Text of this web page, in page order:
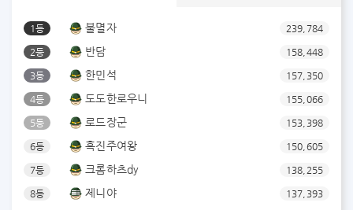
1등 불멸자 239,784
2등 반담 158,448
3등 한민석 157,350
4등 도도한로우니 155,066
5등 로드장군 153,398
6등 흑진주여왕 150,605
7등 크롬하츠dy 138,255
8등 제니야 137,393